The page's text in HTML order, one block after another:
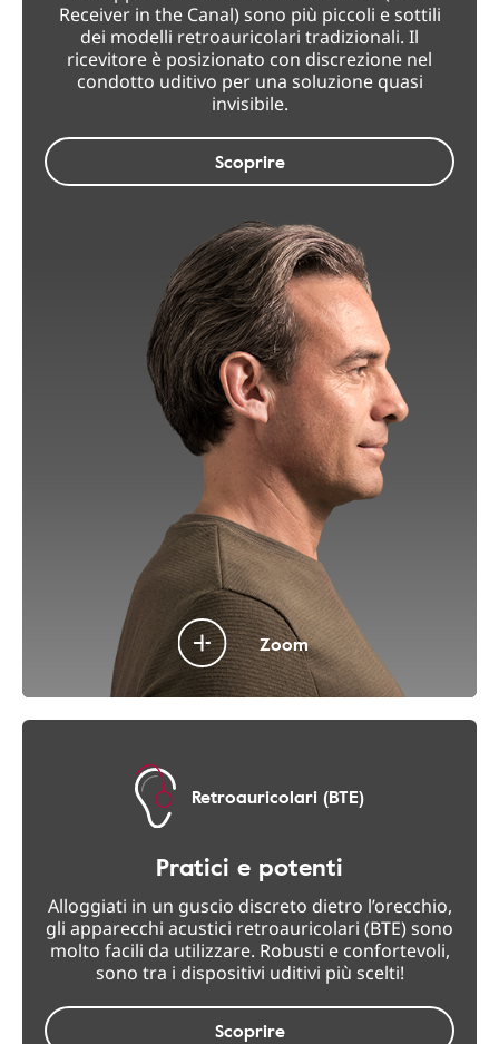
Receiver in the Canal) sono più piccoli e sottili
dei modelli retroauricolari tradizionali. Il
ricevitore è posizionato con discrezione nel
condotto uditivo per una soluzione quasi
invisibile.
Scoprire
Zoom
Retroauricolari (BTE)
Pratici e potenti
Alloggiati in un guscio discreto dietro l’orecchio,
gli apparecchi acustici retroauricolari (BTE) sono
molto facili da utilizzare. Robusti e confortevoli,
sono tra i dispositivi uditivi più scelti!
Scoprire